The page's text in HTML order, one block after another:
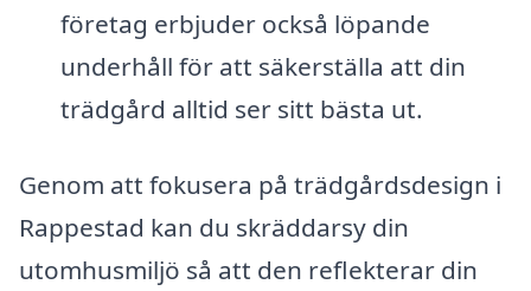
företag erbjuder också löpande
underhåll för att säkerställa att din
trädgård alltid ser sitt bästa ut.
Genom att fokusera på trädgårdsdesign i
Rappestad kan du skräddarsy din
utomhusmiljö så att den reflekterar din